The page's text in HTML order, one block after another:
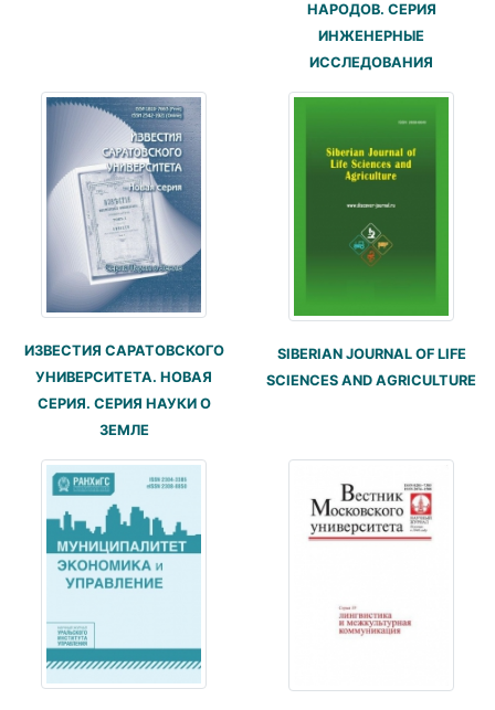
НАРОДОВ. СЕРИЯ
ИНЖЕНЕРНЫЕ
ИССЛЕДОВАНИЯ
ИЗВЕСТИЯ САРАТОВСКОГО
УНИВЕРСИТЕТА. НОВАЯ
СЕРИЯ. СЕРИЯ НАУКИ О
ЗЕМЛЕ
SIBERIAN JOURNAL OF LIFE
SCIENCES AND AGRICULTURE